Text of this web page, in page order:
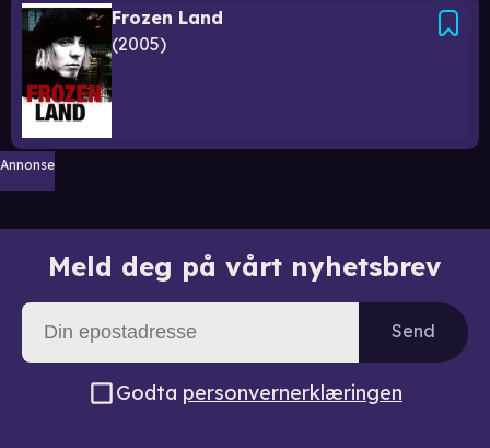
Frozen Land
2005
Annonse
Meld deg på vårt nyhetsbrev
Send
Godta personvernerklæringen